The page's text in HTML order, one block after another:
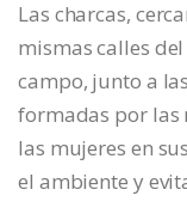
Las charcas,
mismas calles
campo, junto a
formadas por las
las mujeres en
el ambiente y